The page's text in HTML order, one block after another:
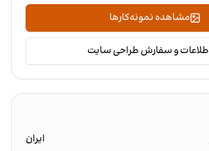
مشاهده نمونه‌کارها
و سفارش طراحی سایت
ایران